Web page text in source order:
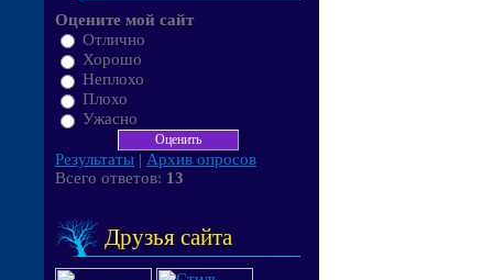
Оцените мой сайт
Отлично
Хорошо
Неплохо
Плохо
Ужасно
Результаты | Архив опросов
Всего ответов: 13
Друзья сайта